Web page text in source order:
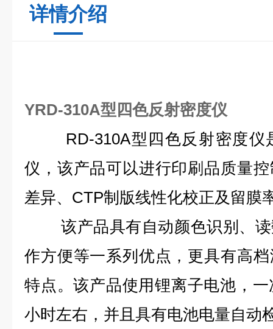
详情介绍
YRD-310A型四色反射密度仪
RD-310A型四色反射密度仪
仪，该产品可以进行印刷品质量
差异、CTP制版线性化校正及留膜
该产品具有自动颜色识别、读
作方便等一系列优点，更具有高
特点。该产品使用锂离子电池，
小时左右，并且具有电池电量自动